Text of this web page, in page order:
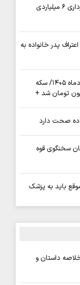
انهدام باند جعل ۴ هزار مدرک/ کلاهبرداری ۶ میلیاردی
فاش شد؛ اعتراف پدر خانواده به
قیمت جدید طلا و سکه امروز ۱۷ مردادماه ۱۴۰۵/ سکه
مرز عبور کرد؛ طلا ۱۹ میلیون تومان شد +
صحت دارد
سخنگوی قوه
باید به پزشک
داستان و